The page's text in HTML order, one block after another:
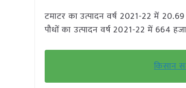
टमाटर का उत्पादन वर्ष 2021-22 में
पौधों का उत्पादन वर्ष 2021-22 में 664
किसान